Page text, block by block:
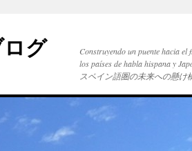
グ
Construyendo un puente hacia el
los países de habla hispana y
スペイン語圏の未来への懸け